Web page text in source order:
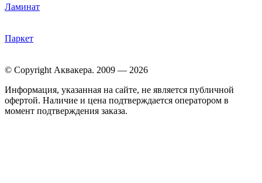
Ламинат
Паркет
© Copyright Аквакера. 2009 — 2026
Информация, указанная на сайте, не является публичной
офертой. Наличие и цена подтверждается оператором в
момент подтверждения заказа.